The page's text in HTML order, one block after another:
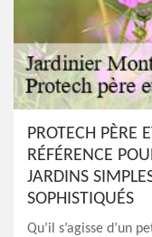
PROTECH PÈRE
RÉFÉRENCE
JARDINS
SOPHISTIQUÉS
Qu’il s’agisse d’un